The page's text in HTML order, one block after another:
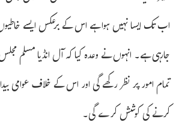
اب تک ایسا نہیں ہوا ہے اس کے برعکس ایسے
جارہی ہے۔ انہوں نے وعدہ کیا کہ آل انڈیا مسلم
تمام امور پر نظر رکھے گی اور اس کے خلاف عوامی
کرنے کی کوشش کرے گی۔